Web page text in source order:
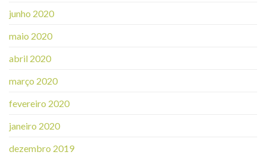
junho 2020
maio 2020
abril 2020
março 2020
fevereiro 2020
janeiro 2020
dezembro 2019